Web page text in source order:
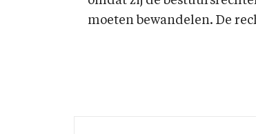
moeten bewandelen. De